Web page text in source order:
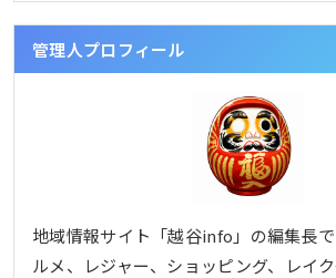
管理人プロフィール
地域情報サイト「越谷info」の編集長
ルメ、レジャー、ショッピング、レイク